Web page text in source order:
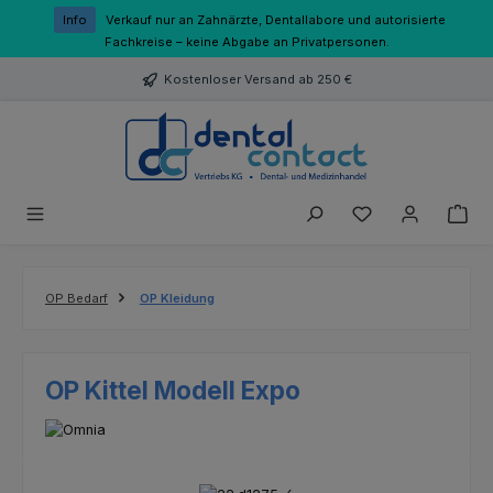
Zum Hauptinhalt springen
Info
Verkauf nur an Zahnärzte, Dentallabore und autorisierte
Fachkreise – keine Abgabe an Privatpersonen.
Kostenloser Versand ab 250 €
Du hast 0
OP Bedarf OP Kleidung
OP Kittel Modell Expo